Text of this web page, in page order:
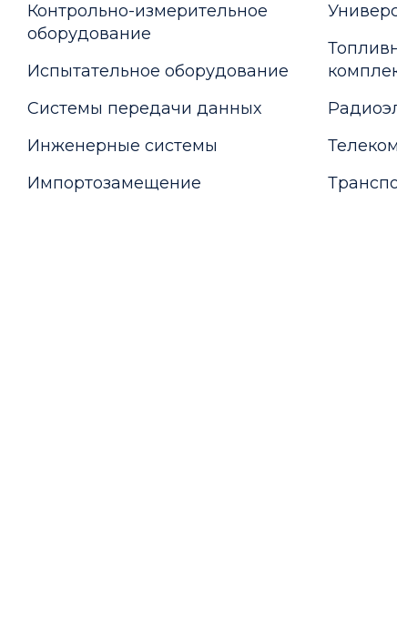
Контрольно-измерительное
оборудование
Испытательное оборудование
Системы передачи данных
Инженерные системы
Импортозамещение